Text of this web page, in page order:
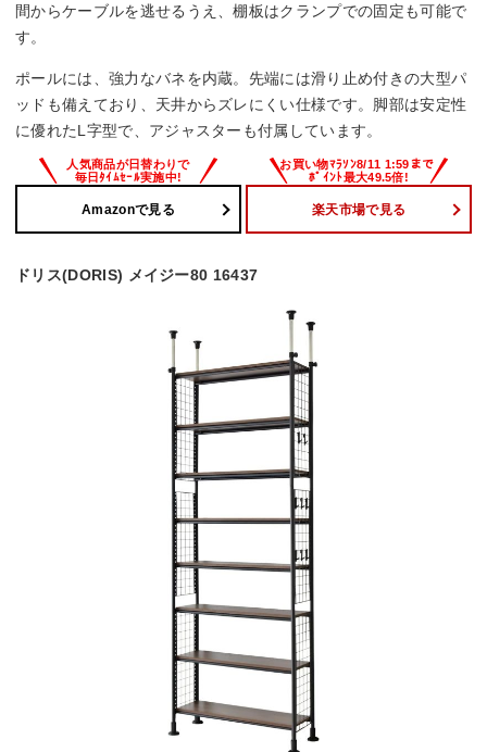
間からケーブルを逃せるうえ、棚板はクランプでの固定も可能で
す。
ポールには、強力なバネを内蔵。先端には滑り止め付きの大型パ
ッドも備えており、天井からズレにくい仕様です。脚部は安定性
に優れたL字型で、アジャスターも付属しています。
Amazonで見る 楽天市場で見る
ドリス(DORIS) メイジー80 16437